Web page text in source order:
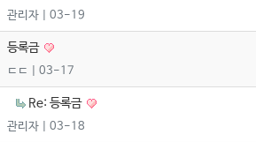
관리자 | 03-19
등록금
ㄷㄷ | 03-17
Re: 등록금
관리자 | 03-18